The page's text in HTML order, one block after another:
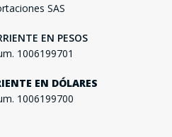
SAS
EN PESOS
1006199701
EN DÓLARES
1006199700